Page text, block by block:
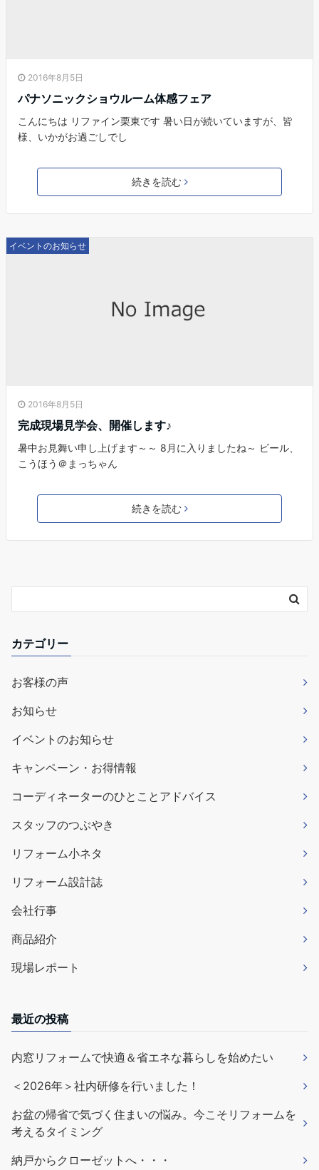
2016年8月5日
パナソニックショウルーム体感フェア
こんにちは リファイン栗東です 暑い日が続いていますが、皆
様、いかがお過ごしでし
続きを読む
イベントのお知らせ
2016年8月5日
完成現場見学会、開催します♪
暑中お見舞い申し上げます～～ 8月に入りましたね～ ビール、
こうほう＠まっちゃん
続きを読む
カテゴリー
お客様の声
お知らせ
イベントのお知らせ
キャンペーン・お得情報
コーディネーターのひとことアドバイス
スタッフのつぶやき
リフォーム小ネタ
リフォーム設計誌
会社行事
商品紹介
現場レポート
最近の投稿
内窓リフォームで快適＆省エネな暮らしを始めたい
＜2026年＞社内研修を行いました！
お盆の帰省で気づく住まいの悩み。今こそリフォームを
考えるタイミング
納戸からクローゼットへ・・・